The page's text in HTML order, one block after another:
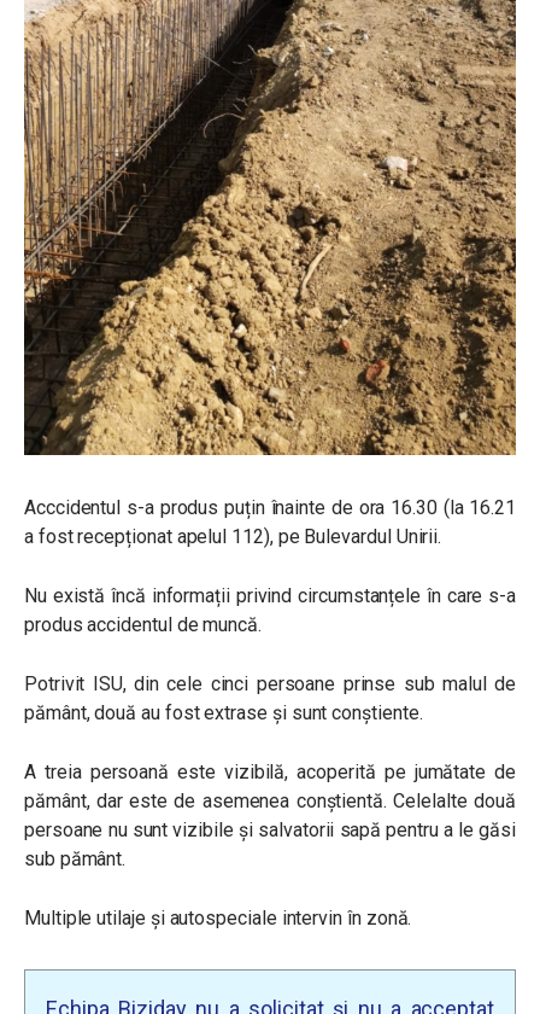
Acccidentul s-a produs puțin înainte de ora 16.30 (la 16.21
a fost recepționat apelul 112), pe Bulevardul Unirii.
Nu există încă informații privind circumstanțele în care s-a
produs accidentul de muncă.
Potrivit ISU, din cele cinci persoane prinse sub malul de
pământ, două au fost extrase și sunt conștiente.
A treia persoană este vizibilă, acoperită pe jumătate de
pământ, dar este de asemenea conștientă. Celelalte două
persoane nu sunt vizibile și salvatorii sapă pentru a le găsi
sub pământ.
Multiple utilaje și autospeciale intervin în zonă.